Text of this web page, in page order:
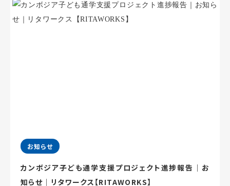
お知らせ
カンボジア子ども通学支援プロジェクト進捗報告｜お
知らせ｜リタワークス【RITAWORKS】